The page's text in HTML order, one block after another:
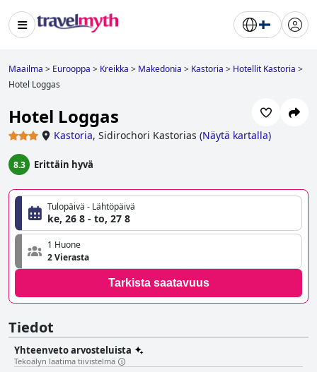
Maailma > Eurooppa > Kreikka > Makedonia > Kastoria > Hotellit Kastoria >
Hotel Loggas
Hotel Loggas
Kastoria, Sidirochori Kastorias (Näytä kartalla)
8.3 Erittäin hyvä
Tulopäivä - Lähtöpäivä
ke, 26 8 - to, 27 8
1 Huone
2 Vierasta
Tarkista saatavuus
Tiedot
Yhteenveto arvosteluista
Tekoälyn laatima tiivistelmä